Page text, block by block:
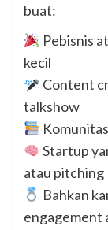
buat:
Pebisnis
kecil
Content
talkshow
Startup
atau pitching
Bahkan
engagement